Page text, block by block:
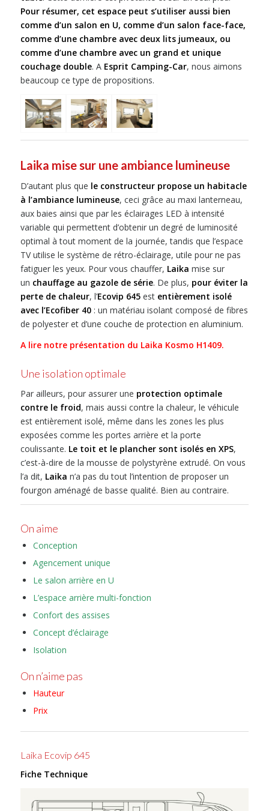
Pour résumer, cet espace peut s’utiliser aussi bien
comme d’un salon en U, comme d’un salon face-face,
comme d’une chambre avec deux lits jumeaux, ou
comme d’une chambre avec un grand et unique
couchage double. A Esprit Camping-Car, nous aimons
beaucoup ce type de propositions.
Laika mise sur une ambiance lumineuse
D’autant plus que le constructeur propose un habitacle
à l’ambiance lumineuse, ceci grâce au maxi lanterneau,
aux baies ainsi que par les éclairages LED à intensité
variable qui permettent d’obtenir un degré de luminosité
optimal à tout moment de la journée, tandis que l’espace
TV utilise le système de rétro-éclairage, utile pour ne pas
fatiguer les yeux. Pour vous chauffer, Laika mise sur
un chauffage au gazole de série. De plus, pour éviter la
perte de chaleur, l’Ecovip 645est entièrement isolé
avec l’Ecofiber 40: un matériau isolant composé de fibres
de polyester et d’une couche de protection en aluminium.
A lire notre présentation du Laika Kosmo H1409.
Une isolation optimale
Par ailleurs, pour assurer une protection optimale
contre le froid, mais aussi contre la chaleur, le véhicule
est entièrement isolé, même dans les zones les plus
exposées comme les portes arrière et la porte
coulissante. Le toit et le plancher sont isolés en XPS,
c’est-à-dire de la mousse de polystyrène extrudé. On vous
l’a dit, Laika n’a pas du tout l’intention de proposer un
fourgon aménagé de basse qualité. Bien au contraire.
On aime
Conception
Agencement unique
Le salon arrière en U
L’espace arrière multi-fonction
Confort des assises
Concept d’éclairage
Isolation
On n’aime pas
Hauteur
Prix
Laika Ecovip 645
Fiche Technique